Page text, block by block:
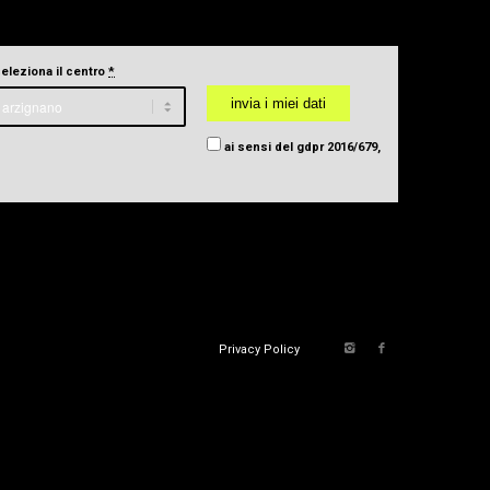
il centro*
ai sensi del gdpr 2016/679,
Privacy Policy